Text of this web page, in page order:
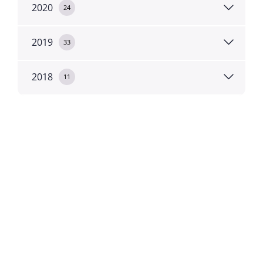
2020 24
2019 33
2018 11